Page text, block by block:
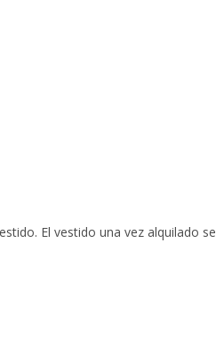
El vestido una vez alquilado se